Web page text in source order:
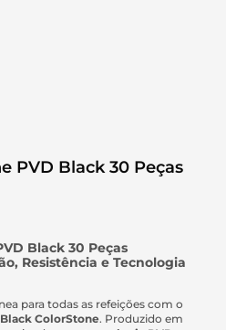
PVD Black 30 Peças
Black 30 Peças
Resistência e Tecnologia
para todas as refeições com o
ColorStone. Produzido em